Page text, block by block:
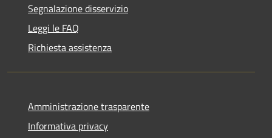
Segnalazione disservizio
Leggi le FAQ
Richiesta assistenza
Amministrazione trasparente
Informativa privacy